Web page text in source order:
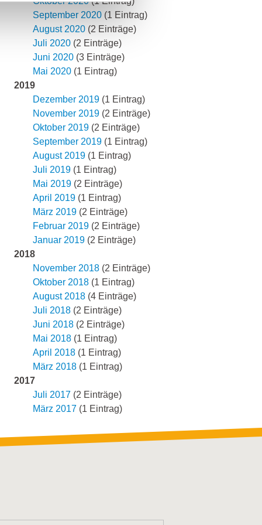
September 2020 (1 Eintrag)
August 2020 (2 Einträge)
Juli 2020 (2 Einträge)
Juni 2020 (3 Einträge)
Mai 2020 (1 Eintrag)
2019
Dezember 2019 (1 Eintrag)
November 2019 (2 Einträge)
Oktober 2019 (2 Einträge)
September 2019 (1 Eintrag)
August 2019 (1 Eintrag)
Juli 2019 (1 Eintrag)
Mai 2019 (2 Einträge)
April 2019 (1 Eintrag)
März 2019 (2 Einträge)
Februar 2019 (2 Einträge)
Januar 2019 (2 Einträge)
2018
November 2018 (2 Einträge)
Oktober 2018 (1 Eintrag)
August 2018 (4 Einträge)
Juli 2018 (2 Einträge)
Juni 2018 (2 Einträge)
Mai 2018 (1 Eintrag)
April 2018 (1 Eintrag)
März 2018 (1 Eintrag)
2017
Juli 2017 (2 Einträge)
März 2017 (1 Eintrag)